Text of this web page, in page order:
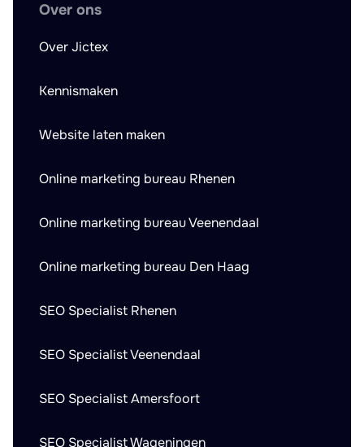
Over ons
Over Jictex
Kennismaken
Website laten maken
Online marketing bureau Rhenen
Online marketing bureau Veenendaal
Online marketing bureau Den Haag
SEO Specialist Rhenen
SEO Specialist Veenendaal
SEO Specialist Amersfoort
SEO Specialist Wageningen